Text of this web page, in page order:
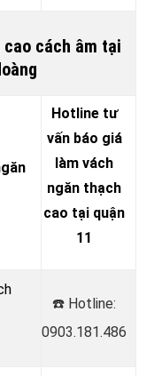
cách âm tại
Hotline tư
vấn báo giá
làm vách
ngăn thạch
cao tại quận
11
☎️ Hotline:
0903.181.486